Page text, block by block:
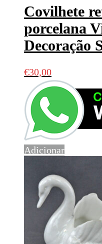
Covilhete
porcelana
Decoração
€30,00
Adicionar